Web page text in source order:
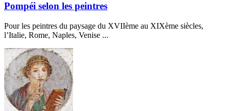
Pompéi selon les peintres
Pour les peintres du paysage du XVIIème au XIXème siècles,
l’Italie, Rome, Naples, Venise ...